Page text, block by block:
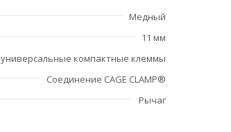
Медный
11 мм
универсальные компактные клеммы
Соединение CAGE CLAMP®
Рычаг